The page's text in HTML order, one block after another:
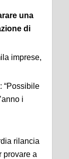
una
di
imprese,
“Possibile
i
rilancia
provare a